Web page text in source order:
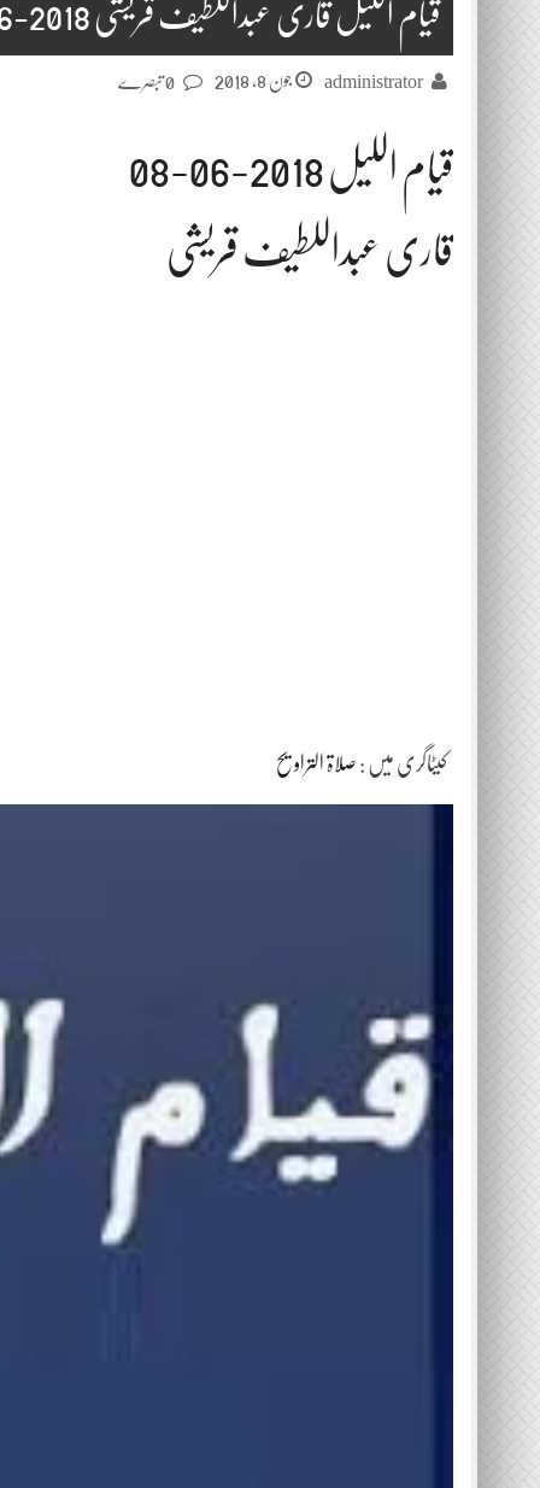
قیام اللیل قاری عبداللطیف قریشی 2018-06-08
administrator جون 8, 2018
قیام اللیل 2018-06-08
قاری عبداللطیف قریشی
کیٹاگری میں : صلاۃ التراویح